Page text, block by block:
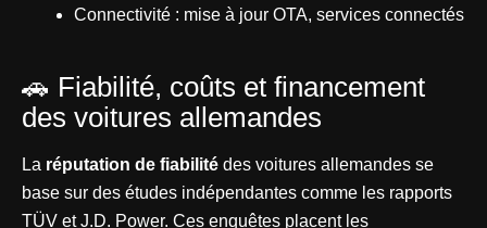
Connectivité : mise à jour OTA, services connectés
🚗 Fiabilité, coûts et financement
des voitures allemandes
La réputation de fiabilité des voitures allemandes se
base sur des études indépendantes comme les rapports
TÜV et J.D. Power. Ces enquêtes placent les